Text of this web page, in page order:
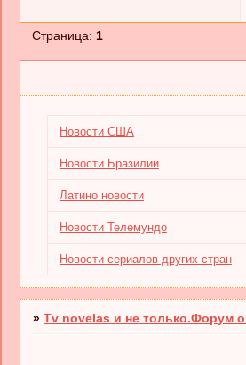
Страница: 1
Новости США
Новости Бразилии
Латино новости
Новости Телемундо
Новости сериалов других стран
»Tv novelas и не только.Форум